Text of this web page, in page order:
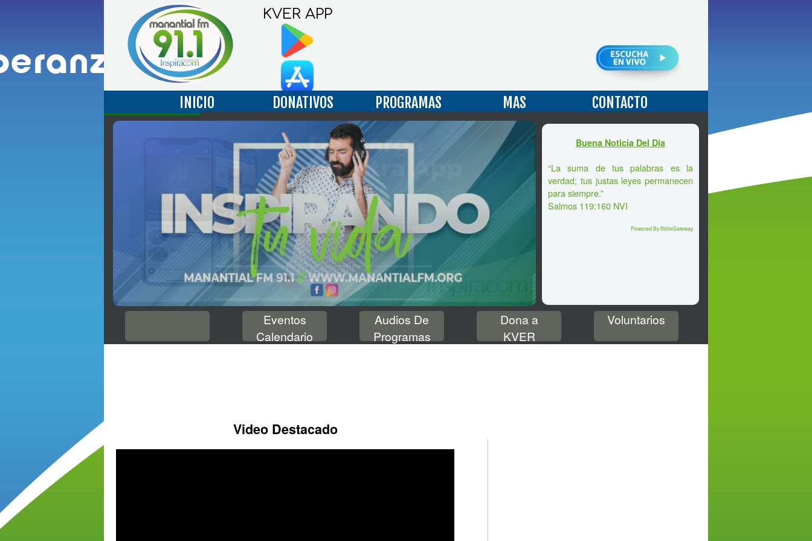
KVER APP
INICIO DONATIVOS PROGRAMAS MAS CONTACTO
Buena Noticia Del Dia
“La suma de tus palabras es la
verdad; tus justas leyes permanecen
para siempre.”
Salmos 119:160 NVI
Powered By BibleGateway
Eventos
Calendario
Audios De
Programas
Dona a
KVER
Voluntarios
Video Destacado